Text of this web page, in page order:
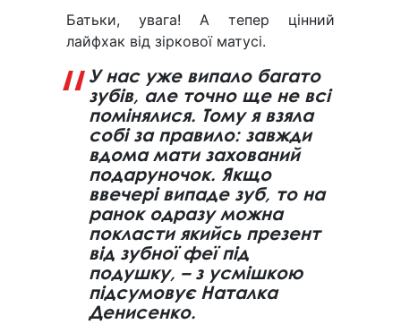
Батьки, увага! А тепер цінний
лайфхак від зіркової матусі.
У нас уже випало багато
зубів, але точно ще не всі
помінялися. Тому я взяла
собі за правило: завжди
вдома мати захований
подаруночок. Якщо
ввечері випаде зуб, то на
ранок одразу можна
покласти якийсь презент
від зубної феї під
подушку, – з усмішкою
підсумовує Наталка
Денисенко.